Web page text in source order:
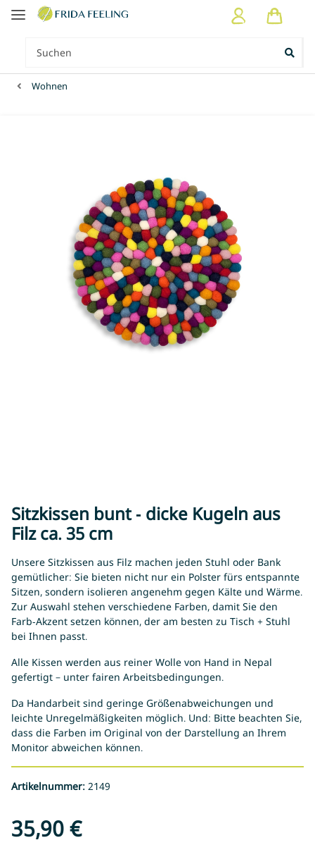
Wohnen
Sitzkissen bunt - dicke Kugeln aus
Filz ca. 35 cm
Unsere Sitzkissen aus Filz machen jeden Stuhl oder Bank
gemütlicher: Sie bieten nicht nur ein Polster fürs entspannte
Sitzen, sondern isolieren angenehm gegen Kälte und Wärme.
Zur Auswahl stehen verschiedene Farben, damit Sie den
Farb-Akzent setzen können, der am besten zu Tisch + Stuhl
bei Ihnen passt.
Alle Kissen werden aus reiner Wolle von Hand in Nepal
gefertigt – unter fairen Arbeitsbedingungen.
Da Handarbeit sind geringe Größenabweichungen und
leichte Unregelmäßigkeiten möglich. Und: Bitte beachten Sie,
dass die Farben im Original von der Darstellung an Ihrem
Monitor abweichen können.
Artikelnummer: 2149
35,90 €